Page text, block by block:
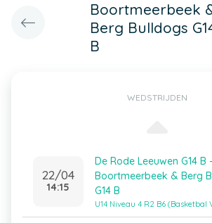
Boortmeerbeek
Berg Bulldogs
B
WEDSTRIJDEN
22/04
14:15
De Rode Leeuwen G14 B -
Boortmeerbeek & Berg
G14 B
U14 Niveau 4 R2 B6 (Basketbal